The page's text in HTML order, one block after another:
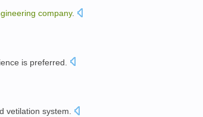
company.
is preferred
vetilation system.